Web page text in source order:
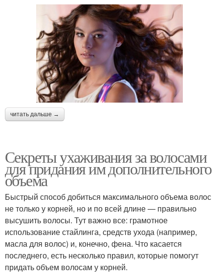
читать дальше →
Секреты ухаживания за волосами
для придания им дополнительного
объема
Быстрый способ добиться максимального объема волос
не только у корней, но и по всей длине — правильно
высушить волосы. Тут важно все: грамотное
использование стайлинга, средств ухода (например,
масла для волос) и, конечно, фена. Что касается
последнего, есть несколько правил, которые помогут
придать объем волосам у корней.